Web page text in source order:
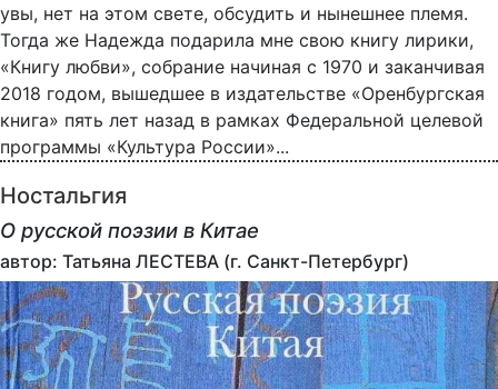
увы, нет на этом свете, обсудить и нынешнее племя.
Тогда же Надежда подарила мне свою книгу лирики,
«Книгу любви», собрание начиная с 1970 и заканчивая
2018 годом, вышедшее в издательстве «Оренбургская
книга» пять лет назад в рамках Федеральной целевой
программы «Культура России»...
Ностальгия
О русской поэзии в Китае
автор: Татьяна ЛЕСТЕВА (г. Санкт-Петербург)